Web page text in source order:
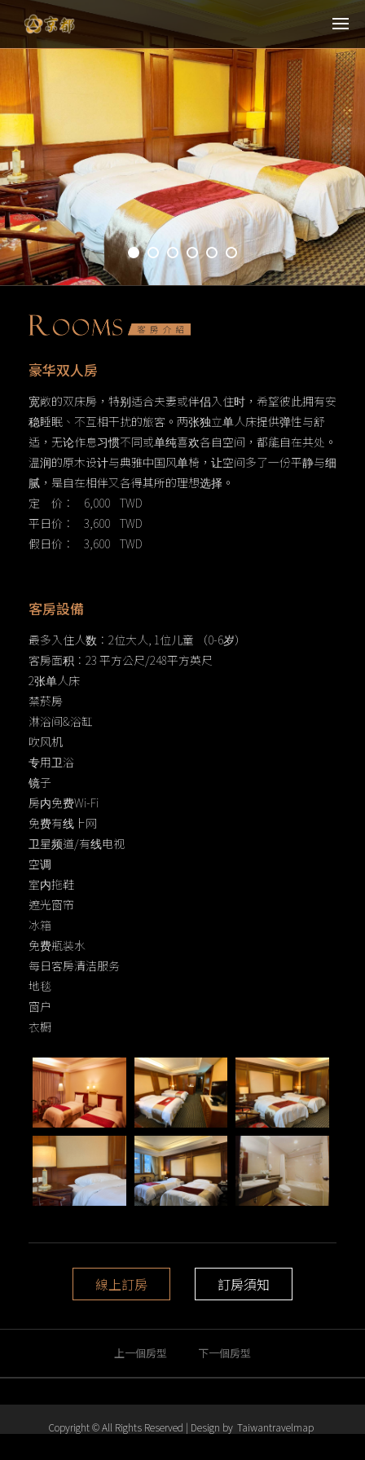
豪华双人房
宽敞的双床房，特别适合夫妻或伴侣入住时，希望彼此拥有安
稳睡眠、不互相干扰的旅客。两张独立单人床提供弹性与舒
适，无论作息习惯不同或单纯喜欢各自空间，都能自在共处。
温润的原木设计与典雅中国风单椅，让空间多了一份平静与细
腻，是自在相伴又各得其所的理想选择。
定 价： 6,000 TWD
平日价： 3,600 TWD
假日价： 3,600 TWD
客房設備
最多入住人数：2位大人, 1位儿童 （0-6岁）
客房面积：23 平方公尺/248平方英尺
2张单人床
禁菸房
淋浴间&浴缸
吹风机
专用卫浴
镜子
房内免费Wi-Fi
免费有线上网
卫星频道/有线电视
空调
室内拖鞋
遮光窗帘
冰箱
免费瓶装水
每日客房清洁服务
地毯
窗户
衣橱
線上訂房 訂房須知
上一個房型 下一個房型
Copyright © All Rights Reserved | Design by Taiwantravelmap